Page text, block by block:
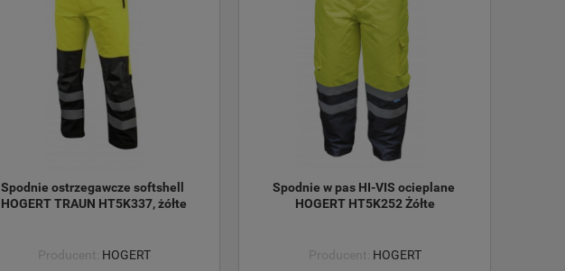
Spodnie ostrzegawcze softshell
HOGERT TRAUN HT5K337, żółte
Producent: HOGERT
Spodnie w pas HI-VIS ocieplane
HOGERT HT5K252 Żółte
Producent: HOGERT